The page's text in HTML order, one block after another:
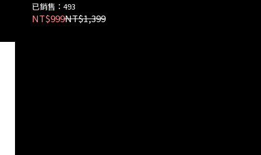
已銷售：493
NT$999NT$1,399